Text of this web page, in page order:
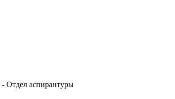
- Отдел аспирантуры